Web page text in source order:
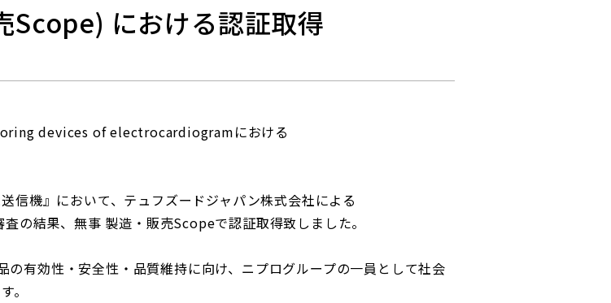
Scope) における認証取得
devices of electrocardiogramにおける
信機』において、テュフズードジャパン株式会社による
の結果、無事 製造・販売Scopeで認証取得致しました。
有効性・安全性・品質維持に向け、ニプログループの一員として社会
。